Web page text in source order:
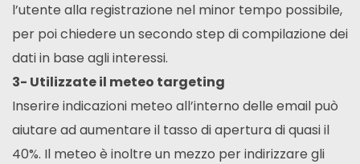
l’utente alla registrazione nel minor tempo possibile,
per poi chiedere un secondo step di compilazione dei
dati in base agli interessi.
3- Utilizzate il meteo targeting
Inserire indicazioni meteo all’interno delle email può
aiutare ad aumentare il tasso di apertura di quasi il
40%. Il meteo è inoltre un mezzo per indirizzare gli